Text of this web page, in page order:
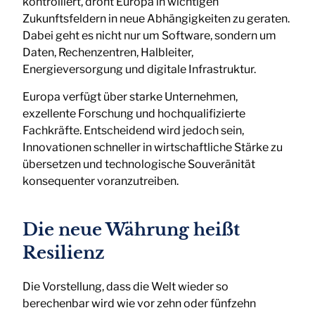
Zukunftsfeldern in neue Abhängigkeiten zu geraten.
Dabei geht es nicht nur um Software, sondern um
Daten, Rechenzentren, Halbleiter,
Energieversorgung und digitale Infrastruktur.
Europa verfügt über starke Unternehmen,
exzellente Forschung und hochqualifizierte
Fachkräfte. Entscheidend wird jedoch sein,
Innovationen schneller in wirtschaftliche Stärke zu
übersetzen und technologische Souveränität
konsequenter voranzutreiben.
Die neue Währung heißt
Resilienz
Die Vorstellung, dass die Welt wieder so
berechenbar wird wie vor zehn oder fünfzehn